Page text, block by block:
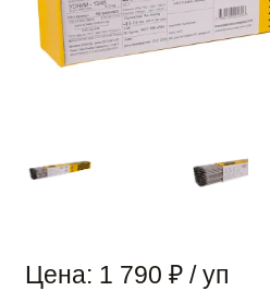
Цена: 1 790 ₽ / уп